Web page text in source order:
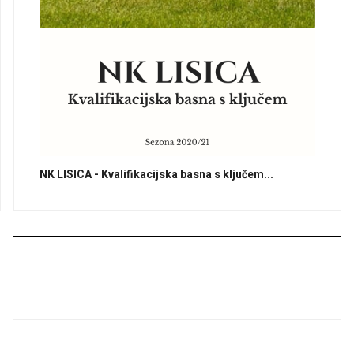
NK LISICA - Kvalifikacijska basna s ključem...